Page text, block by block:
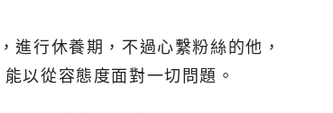
進行休養期，不過心繫粉絲的他，
以從容態度面對一切問題。